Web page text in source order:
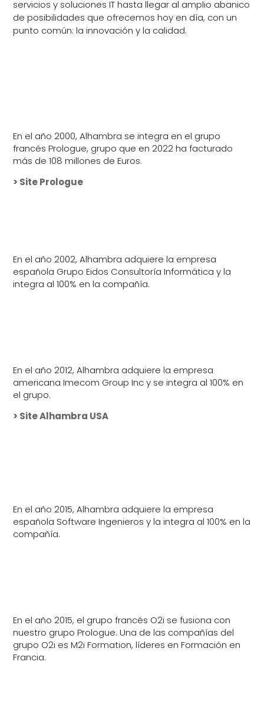
servicios y soluciones IT hasta llegar al amplio abanico
de posibilidades que ofrecemos hoy en día, con un
punto común: la innovación y la calidad.
En el año 2000, Alhambra se integra en el grupo
francés Prologue, grupo que en 2022 ha facturado
más de 108 millones de Euros.
> Site Prologue
En el año 2002, Alhambra adquiere la empresa
española Grupo Eidos Consultoría Informática y la
integra al 100% en la compañía.
En el año 2012, Alhambra adquiere la empresa
americana Imecom Group Inc y se integra al 100% en
el grupo.
> Site Alhambra USA
En el año 2015, Alhambra adquiere la empresa
española Software Ingenieros y la integra al 100% en la
compañía.
En el año 2015, el grupo francés O2i se fusiona con
nuestro grupo Prologue. Una de las compañías del
grupo O2i es M2i Formation, líderes en Formación en
Francia.